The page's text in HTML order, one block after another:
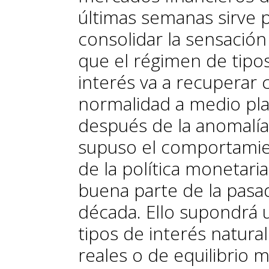
últimas semanas sirve
consolidar la
que el régimen de
interés va a recuperar
normalidad a medio
después de la
su­­puso el
de la política
buena parte de la
década. Ello supondrá
tipos de in­­terés
reales o de equilibrio